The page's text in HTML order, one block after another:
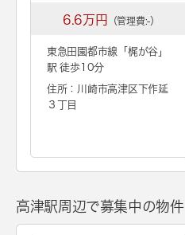
6.6万円 （管理費:-）
東急田園都市線「 梶が谷 」
駅 徒歩10分
住所：川崎市高津区下作延
３丁目
高津駅周辺で募集中の物件